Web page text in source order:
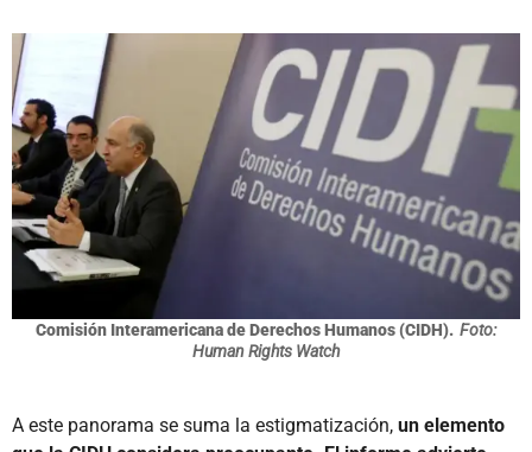
Comisión Interamericana de Derechos Humanos (CIDH). Foto:
Human Rights Watch
A este panorama se suma la estigmatización, un elemento